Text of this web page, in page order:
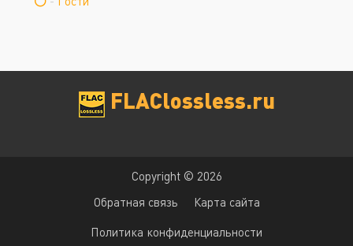
FLAClossless.ru
Copyright © 2026
Обратная связь
Карта сайта
Политика конфиденциальности